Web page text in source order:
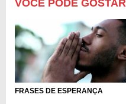
VOCÊ PODE GOSTAR
FRASES DE ESPERANÇA